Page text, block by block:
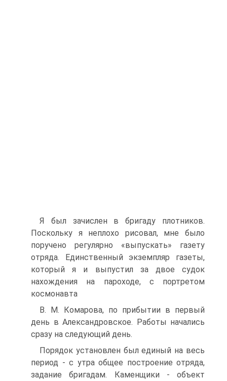
Я был зачислен в бригаду плотников.
Поскольку я неплохо рисовал, мне было
поручено регулярно «выпускать» газету
отряда. Единственный экземпляр газеты,
который я и выпустил за двое судок
нахождения на пароходе, с портретом
космонавта
B. М. Комарова, по прибытии в первый
день в Александровское. Работы начались
сразу на следующий день.
Порядок установлен был единый на весь
период - с утра общее построение отряда,
задание бригадам. Каменщики - объект